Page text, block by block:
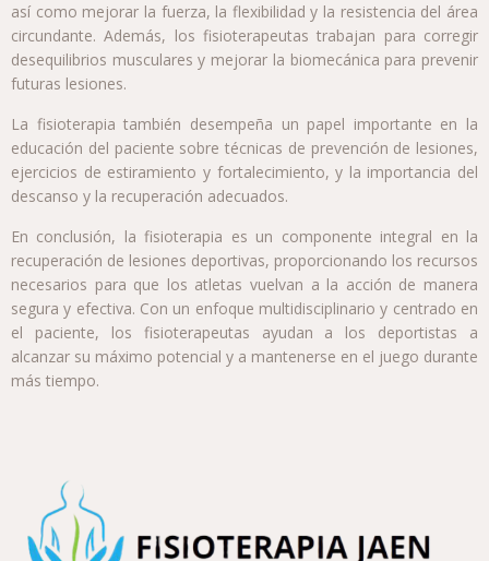
así como mejorar la fuerza, la flexibilidad y la resistencia del área
circundante. Además, los fisioterapeutas trabajan para corregir
desequilibrios musculares y mejorar la biomecánica para prevenir
futuras lesiones.
La fisioterapia también desempeña un papel importante en la
educación del paciente sobre técnicas de prevención de lesiones,
ejercicios de estiramiento y fortalecimiento, y la importancia del
descanso y la recuperación adecuados.
En conclusión, la fisioterapia es un componente integral en la
recuperación de lesiones deportivas, proporcionando los recursos
necesarios para que los atletas vuelvan a la acción de manera
segura y efectiva. Con un enfoque multidisciplinario y centrado en
el paciente, los fisioterapeutas ayudan a los deportistas a
alcanzar su máximo potencial y a mantenerse en el juego durante
más tiempo.